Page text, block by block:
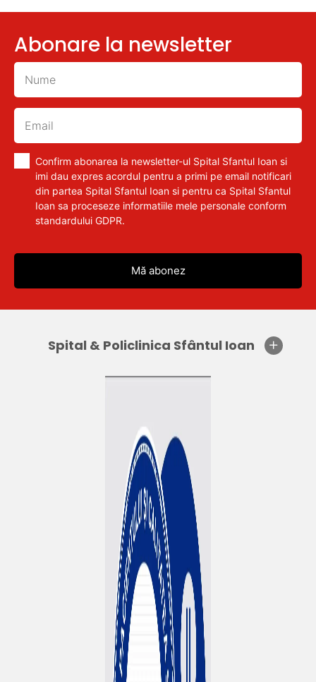
Abonare la newsletter
Confirm abonarea la newsletter-ul Spital Sfantul Ioan si
imi dau expres acordul pentru a primi pe email notificari
din partea Spital Sfantul Ioan si pentru ca Spital Sfantul
Ioan sa proceseze informatiile mele personale conform
standardului GDPR.
Spital & Policlinica Sfântul Ioan